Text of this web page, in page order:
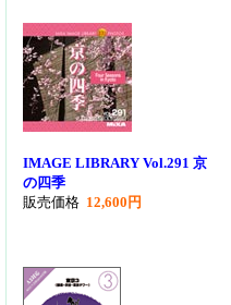
IMAGE LIBRARY Vol.291 京
の四季
販売価格 12,600円